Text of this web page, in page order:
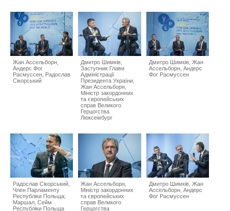
Жан Ассельборн,
Андерс Фог
Расмуссен, Радослав
Сікорський
Дмитро Шимків,
Заступник Глaви
Адміністрації
Президента України,
Жан Ассельборн,
Міністр закордонних
та європейських
справ Великого
Герцогства
Люксембург
Дмитро Шимків, Жан
Ассельборн, Андерс
Фог Расмуссен
Радослав Сікорський,
Член Парламенту
Республіки Польща;
Маршал, Сейм
Республіки Польща
Жан Ассельборн,
Міністр закордонних
та європейських
справ Великого
Герцогства
Дмитро Шимків, Жан
Ассельборн, Андерс
Фог Расмуссен